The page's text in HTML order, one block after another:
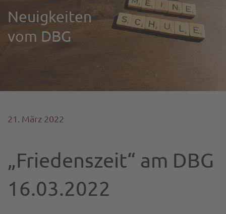
Neuigkeiten
vom DBG
21. März 2022
„Friedenszeit“ am DBG
16.03.2022